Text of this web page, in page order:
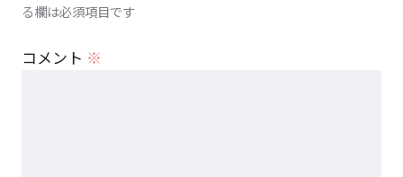
る欄は必須項目です
コメント ※